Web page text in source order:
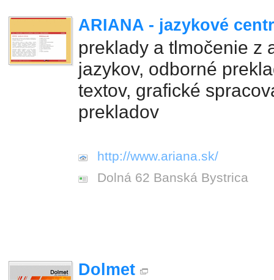
ARIANA - jazykové
preklady a tlmočenie z
jazykov, odborné
textov, grafické
prekladov
http://www.ariana.sk/
Dolná 62 Banská Bystrica
Dolmet